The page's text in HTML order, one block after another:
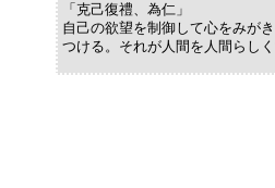
「克己復禮、為仁」
自己の欲望を制御して心をみが
つける。それが人間を人間らしく